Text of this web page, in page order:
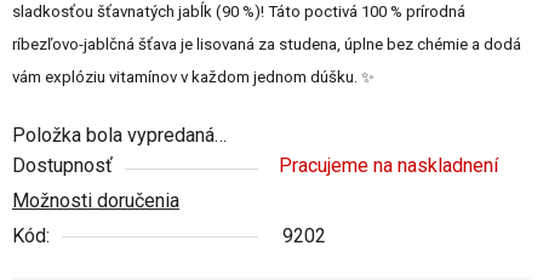
sladkosťou šťavnatých jabĺk (90 %)! Táto poctivá 100 % prírodná
ríbezľovo-jablčná šťava je lisovaná za studena, úplne bez chémie a dodá
vám explóziu vitamínov v každom jednom dúšku. ✨
Položka bola vypredaná…
Dostupnosť
Pracujeme na naskladnení
Možnosti doručenia
Kód:
9202